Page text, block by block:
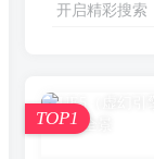
开启精彩搜索
TOP1